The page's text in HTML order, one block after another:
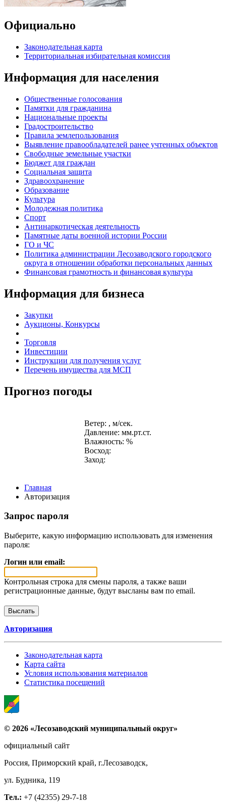
Официально
Законодательная карта
Территориальная избирательная комиссия
Информация для населения
Общественные голосования
Памятки для гражданина
Национальные проекты
Градостроительство
Правила землепользования
Выявление правообладателей ранее учтенных объектов
Свободные земельные участки
Бюджет для граждан
Социальная защита
Здравоохранение
Образование
Культура
Молодежная политика
Спорт
Антинаркотическая деятельность
Памятные даты военной истории России
ГО и ЧС
Политика администрации Лесозаводского городского
округа в отношении обработки персональных данных
Финансовая грамотность и финансовая культура
Информация для бизнеса
Закупки
Аукционы, Конкурсы
Торговля
Инвестиции
Инструкции для получения услуг
Перечень имущества для МСП
Прогноз погоды
Ветер: , м/сек.
Давление: мм.рт.ст.
Влажность: %
Восход:
Заход:
Главная
Авторизация
Запрос пароля
Выберите, какую информацию использовать для изменения
пароля:
Логин или email:
Контрольная строка для смены пароля, а также ваши
регистрационные данные, будут высланы вам по email.
Авторизация
Законодательная карта
Карта сайта
Условия использования материалов
Статистика посещений
© 2026 «Лесозаводский муниципальный округ»
официальный сайт
Россия, Приморский край, г.Лесозаводск,
ул. Будника, 119
Тел.: +7 (42355) 29-7-18